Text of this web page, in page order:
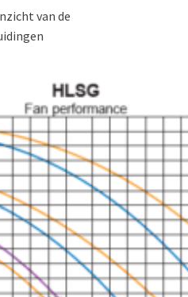
van de